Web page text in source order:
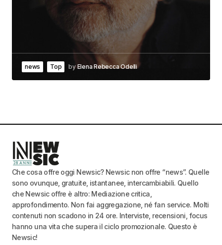
news Top by Elena Rebecca Odelli
Che cosa offre oggi Newsic? Newsic non offre “news”. Quelle
sono ovunque, gratuite, istantanee, intercambiabili. Quello
che Newsic offre è altro: Mediazione critica,
approfondimento. Non fai aggregazione, né fan service. Molti
contenuti non scadono in 24 ore. Interviste, recensioni, focus
hanno una vita che supera il ciclo promozionale. Questo è
Newsic!